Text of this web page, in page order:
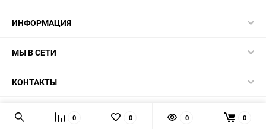
ИНФОРМАЦИЯ
МЫ В СЕТИ
КОНТАКТЫ
© 2026
0 0 0 0